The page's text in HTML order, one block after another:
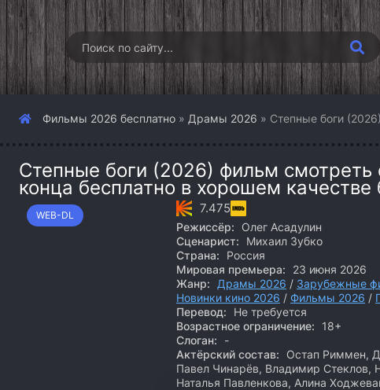
Фильмы 2026 бесплатно » Драмы 2026 » Степные боги (2026)
Степные боги (2026) фильм смотреть
конца бесплатно в хорошем качестве
WEB-DL 7.475
Режиссёр:
Олег Асадулин
Сценарист:
Михаил Зубко
Страна:
Россия
Мировая премьера:
23 июня 2026
Жанр:
Драмы 2026 / Зарубежные
Новинки кино 2026 / Фильмы 2026 /
Перевод:
Не требуется
Возрастное ограничение:
18+
Слоган:
-
Актёрский состав:
Остап Риммен,
Павел Чинарёв, Владимир Стеклов,
Наталья Павленкова, Алина